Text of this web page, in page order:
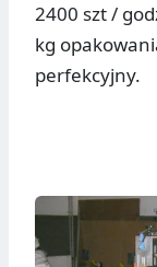
2400 szt /
kg
perfekcyjny.